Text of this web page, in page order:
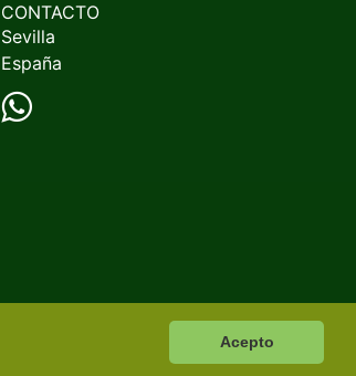
Acepto
CONTACTO
Sevilla
España